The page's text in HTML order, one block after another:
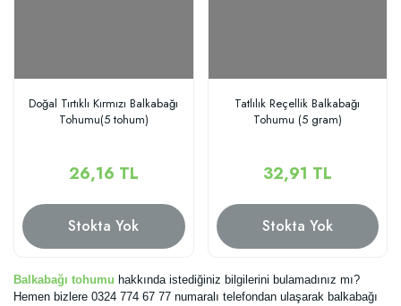
Doğal Tırtıklı Kırmızı Balkabağı
Tohumu(5 tohum)
26,16 TL
Stokta Yok
Tatlılık Reçellik Balkabağı
Tohumu (5 gram)
32,91 TL
Stokta Yok
Balkabağı tohumu hakkında istediğiniz bilgilerini bulamadınız mı?
Hemen bizlere 0324 774 67 77 numaralı telefondan ulaşarak balkabağı